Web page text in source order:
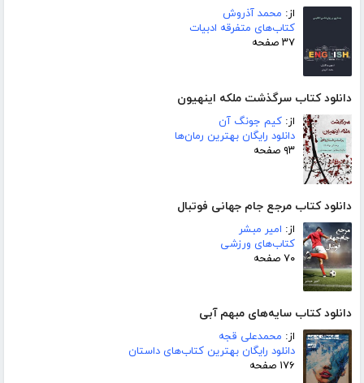
از: محمد آذروش
کتاب‌های متفرقه ادبیات
۳۷ صفحه
دانلود کتاب سرگذشت ملکه اینهیون
از: کیم جونگ آن
دانلود رایگان بهترین رمان‌ها
۹۳ صفحه
دانلود کتاب مرجع جام جهانی فوتبال
از: امیر مبشر
کتاب‌های ورزشی
۷۰ صفحه
دانلود کتاب سایه‌های مبهم آبی
از: محمدعلی قجه
دانلود رایگان بهترین کتاب‌های داستان
۱۷۶ صفحه